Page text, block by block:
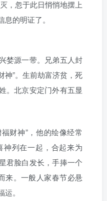
，忽于此日悄悄地摆上
的明证了。
婪源一带。兄弟五人封
神”。生前劫富济贫，死
。北京安定门外有五显
财神”，他的绘像经常
神列在一起，合起来为
君脸白发长，手捧一个
来。一般人家春节必悬
。